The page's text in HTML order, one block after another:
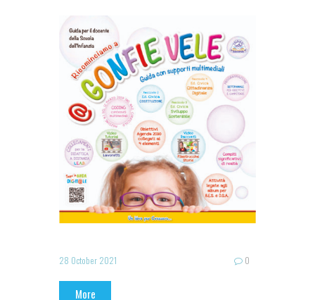
28 October 2021 0
More